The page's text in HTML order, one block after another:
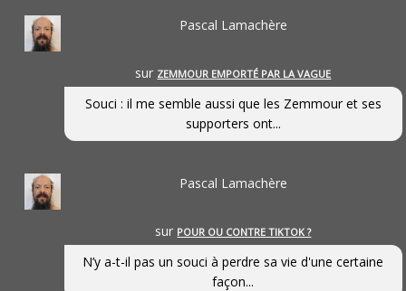
Pascal Lamachère
sur ZEMMOUR EMPORTÉ PAR LA VAGUE
Souci : il me semble aussi que les Zemmour et ses
supporters ont...
Pascal Lamachère
sur POUR OU CONTRE TIKTOK ?
N’y a-t-il pas un souci à perdre sa vie d'une certaine
façon...